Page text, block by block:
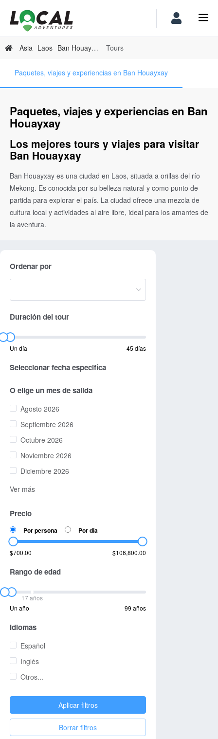
Asia Laos Ban Houayxay Tours
Paquetes, viajes y experiencias en Ban Houayxay
Paquetes, viajes y experiencias en Ban
Houayxay
Los mejores tours y viajes para visitar
Ban Houayxay
Ban Houayxay es una ciudad en Laos, situada a orillas del río
Mekong. Es conocida por su belleza natural y como punto de
partida para explorar el país. La ciudad ofrece una mezcla de
cultura local y actividades al aire libre, ideal para los amantes de
la aventura.
Ordenar por
Duración del tour
Un día 45 días
Seleccionar fecha especifica
O elige un mes de salida
Agosto 2026
Septiembre 2026
Octubre 2026
Noviembre 2026
Diciembre 2026
Ver más
Precio
Por persona Por día
$700.00 $106,800.00
Rango de edad
17 años
Un año
99 años
Idiomas
Español
Inglés
Otros...
Aplicar filtros
Borrar filtros